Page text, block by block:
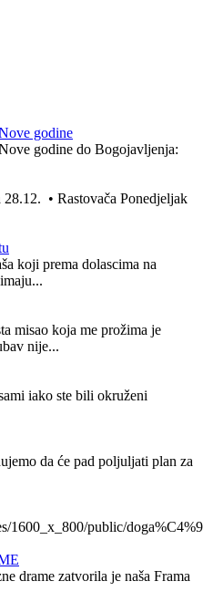
godine
godine do Bogojavljenja:
• Rastovača Ponedjeljak
koji prema dolascima na
misao koja me prožima je
nije...
iako ste bili okruženi
da će pad poljuljati plan za
1600_x_800/public/
drame zatvorila je naša Frama